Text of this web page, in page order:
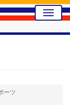
Toggle
ーツ